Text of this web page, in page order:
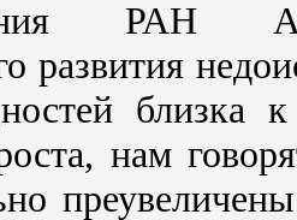
РАН
развития
близка
нам